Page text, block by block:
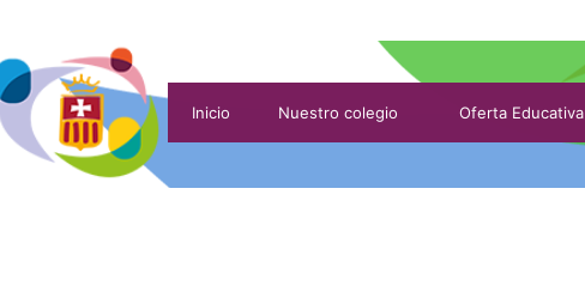
Inicio Nuestro colegio Oferta Educativa